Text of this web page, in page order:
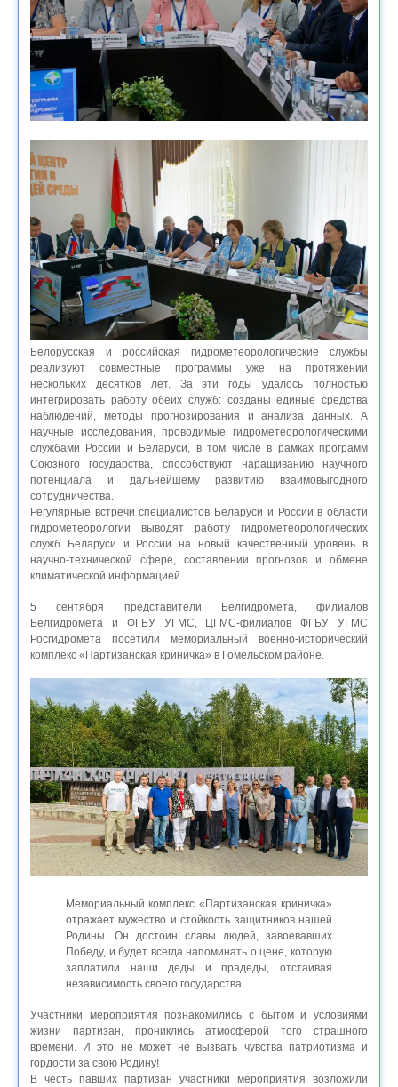
Белорусская и российская гидрометеорологические службы
реализуют совместные программы уже на протяжении
нескольких десятков лет. За эти годы удалось полностью
интегрировать работу обеих служб: созданы единые средства
наблюдений, методы прогнозирования и анализа данных. А
научные исследования, проводимые гидрометеорологическими
службами России и Беларуси, в том числе в рамках программ
Союзного государства, способствуют наращиванию научного
потенциала и дальнейшему развитию взаимовыгодного
сотрудничества.
Регулярные встречи специалистов Беларуси и России в области
гидрометеорологии выводят работу гидрометеорологических
служб Беларуси и России на новый качественный уровень в
научно-технической сфере, составлении прогнозов и обмене
климатической информацией.
5 сентября представители Белгидромета, филиалов
Белгидромета и ФГБУ УГМС, ЦГМС-филиалов ФГБУ УГМС
Росгидромета посетили мемориальный военно-исторический
комплекс «Партизанская криничка» в Гомельском районе.
Мемориальный комплекс «Партизанская криничка»
отражает мужество и стойкость защитников нашей
Родины. Он достоин славы людей, завоевавших
Победу, и будет всегда напоминать о цене, которую
заплатили наши деды и прадеды, отстаивая
независимость своего государства.
Участники мероприятия познакомились с бытом и условиями
жизни партизан, прониклись атмосферой того страшного
времени. И это не может не вызвать чувства патриотизма и
гордости за свою Родину!
В честь павших партизан участники мероприятия возложили